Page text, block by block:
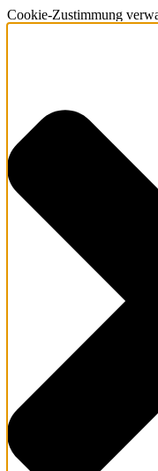
Cookie-Zustimmung